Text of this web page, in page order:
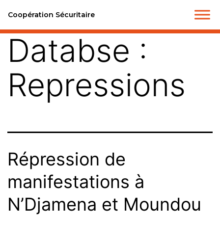
Coopération Sécuritaire
Databse :
Repressions
Répression de
manifestations à
N’Djamena et Moundou